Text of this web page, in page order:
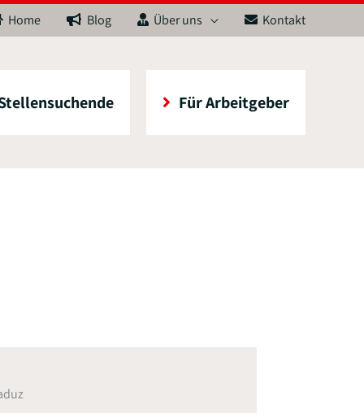
Home Blog Über uns Kontakt
Für Arbeitgeber